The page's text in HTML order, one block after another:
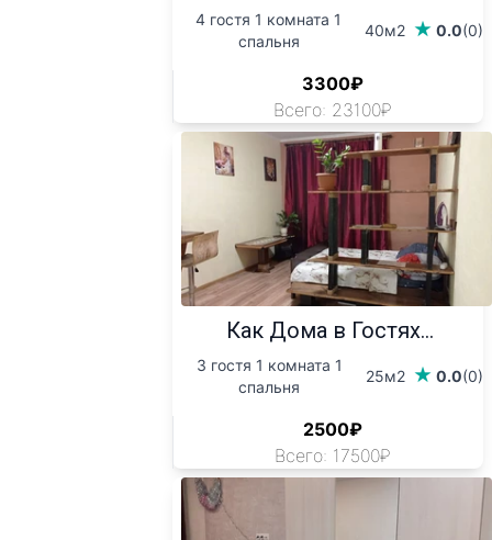
4 гостя 1 комната 1
спальня
40м2 0.0(0)
3300₽
Всего: 23100₽
Как Дома в Гостях...
3 гостя 1 комната 1
спальня
25м2 0.0(0)
2500₽
Всего: 17500₽